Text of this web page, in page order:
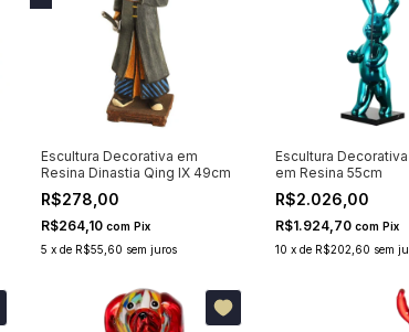
Escultura Decorativa em
Resina Dinastia Qing IX 49cm
R$278,00
R$264,10com Pix
5 xde R$55,60 sem juros
Escultura
em Resina 55cm
R$2.026,00
R$1.924,70 com Pix
10 x de R$202,60 sem